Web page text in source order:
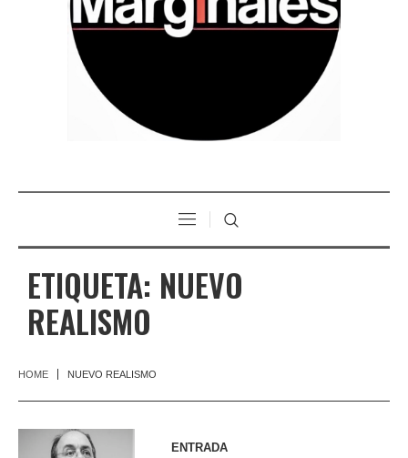
ETIQUETA: NUEVO
REALISMO
HOME NUEVO REALISMO
ENTRADA